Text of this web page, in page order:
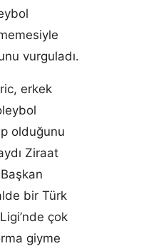
vurguladı.
erkek
olduğunu
Ziraat
bir Türk
çok
giyme